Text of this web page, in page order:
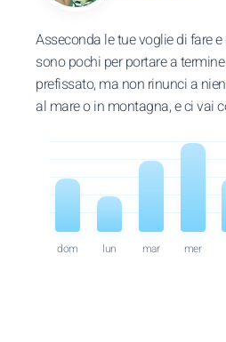
Asseconda le tue voglie di fare
sono pochi per portare a
prefissato, ma non rinunci a
al mare o in montagna, e ci vai
dom lun mar mer